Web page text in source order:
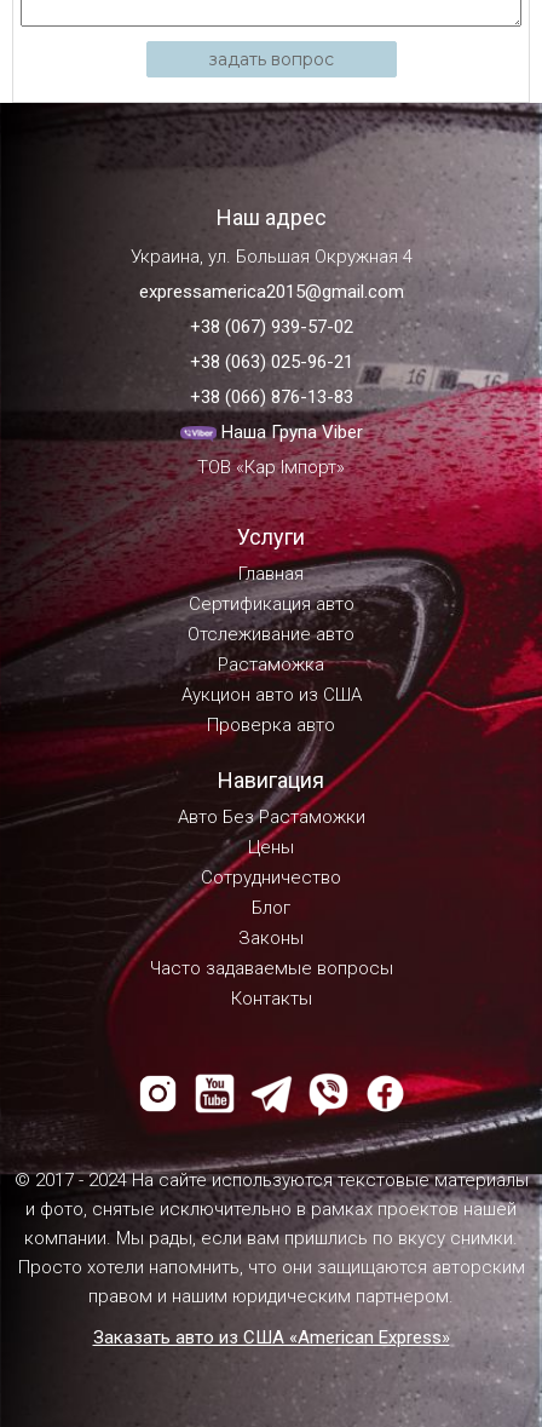
задать вопрос
Наш адрес
Украина, ул. Большая Окружная 4
expressamerica2015@gmail.com
+38 (067) 939-57-02
+38 (063) 025-96-21
+38 (066) 876-13-83
Наша Група Viber
ТОВ «Кар Імпорт»
Услуги
Главная
Сертификация авто
Отслеживание авто
Растаможка
Аукцион авто из США
Проверка авто
Навигация
Авто Без Растаможки
Цены
Сотрудничество
Блог
Законы
Часто задаваемые вопросы
Контакты
© 2017 - 2024 На сайте используются текстовые материалы
и фото, снятые исключительно в рамках проектов нашей
компании. Мы рады, если вам пришлись по вкусу снимки.
Просто хотели напомнить, что они защищаются авторским
правом и нашим юридическим партнером.
Заказать авто из США «American Express»